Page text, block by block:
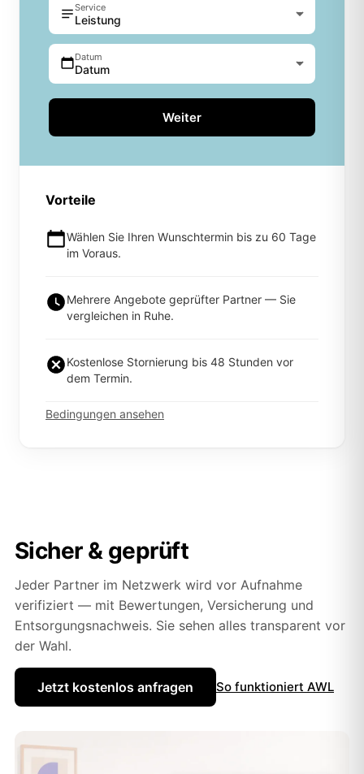
Service
Leistung
Datum
Datum
Weiter
Vorteile
Wählen Sie Ihren Wunschtermin bis zu 60 Tage
im Voraus.
Mehrere Angebote geprüfter Partner — Sie
vergleichen in Ruhe.
Kostenlose Stornierung bis 48 Stunden vor
dem Termin.
Bedingungen ansehen
Sicher & geprüft
Jeder Partner im Netzwerk wird vor Aufnahme
verifiziert — mit Bewertungen, Versicherung und
Entsorgungsnachweis. Sie sehen alles transparent vor
der Wahl.
Jetzt kostenlos anfragen So funktioniert AWL